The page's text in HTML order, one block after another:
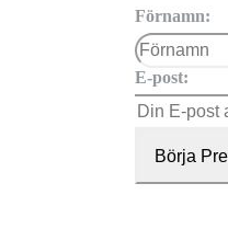
Förnamn:
E-post: